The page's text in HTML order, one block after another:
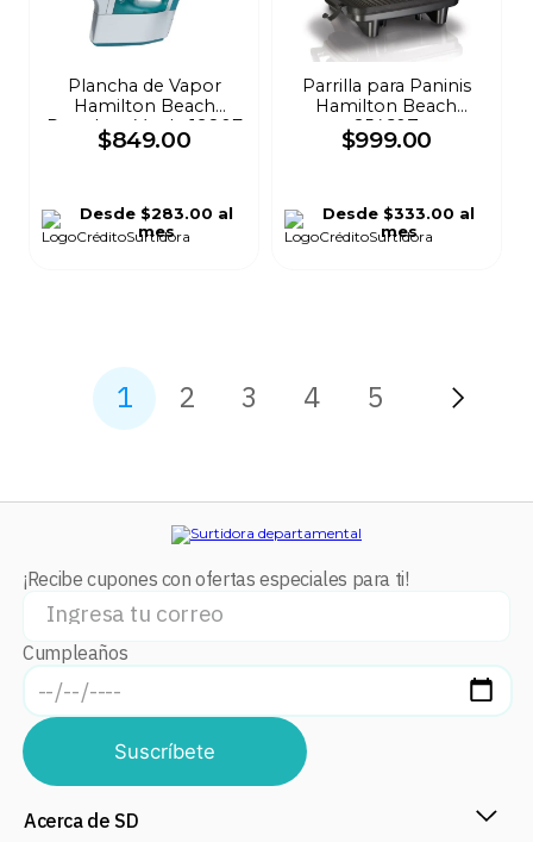
Plancha de Vapor
Hamilton Beach
Durathon Verde 19807
$849.00
Desde $283.00 al
mes
Parrilla para Paninis
Hamilton Beach
25460Z
$999.00
Desde $333.00 al
mes
1 2 3 4 5
¡Recibe cupones con ofertas especiales para ti!
Cumpleaños
Suscríbete
Acerca de SD